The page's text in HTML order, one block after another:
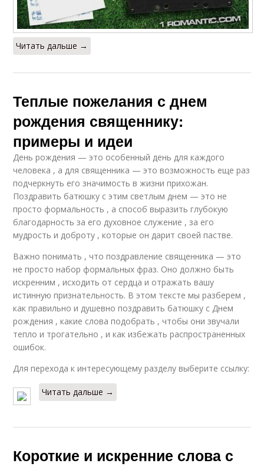
Читать дальше →
Теплые пожелания с днем
рождения священнику:
примеры и идеи
День рождения — это особенный день для каждого
человека , а для священника — это возможность еще раз
подчеркнуть его значимость в жизни прихожан.
Поздравить батюшку с этим светлым днем — это не
просто формальность , а способ выразить глубокую
благодарность за его духовное служение , за его
мудрость и доброту , которые он дарит своей пастве.
Важно понимать , что поздравление священника — это
не просто набор формальных фраз. Оно должно быть
искренним , исходить от сердца и отражать вашу
истинную признательность. В этом тексте мы разберем ,
как правильно и душевно поздравить батюшку с Днем
рождения , какие слова подобрать , чтобы они звучали
тепло и трогательно , и как избежать распространенных
ошибок.
Для перехода к интересующему разделу выберите ссылку:
Читать дальше →
Короткие и искренние слова с